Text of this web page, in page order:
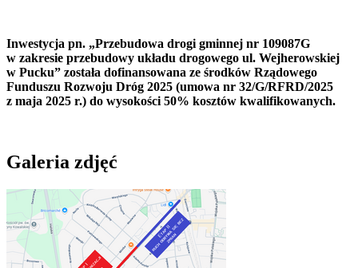
Inwestycja pn. „Przebudowa drogi gminnej nr 109087G
w zakresie przebudowy układu drogowego ul. Wejherowskiej
w Pucku” została dofinansowana ze środków Rządowego
Funduszu Rozwoju Dróg 2025 (umowa nr 32/G/RFRD/2025
z maja 2025 r.) do wysokości 50% kosztów kwalifikowanych.
Galeria zdjęć